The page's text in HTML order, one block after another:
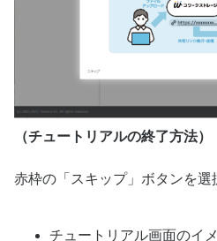
（チュートリアルの終了方法）
赤枠の「スキップ」ボタンを選
チュートリアル画面のイ